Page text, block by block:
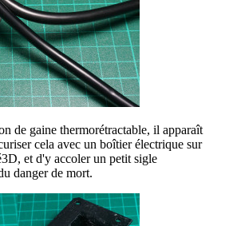
de gaine thermorétractable, il apparaît
cela avec un boîtier électrique sur
et d'y accoler un petit sigle
danger de mort.